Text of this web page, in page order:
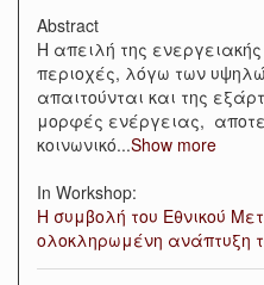
Abstract
Η απειλή της
περιοχές, λόγω των
απαιτούνται και της
μορφές ενέργειας,
κοινωνικό...Show more
In Workshop:
Η συμβολή του Εθνικού
ολοκληρωμένη ανάπτυξη